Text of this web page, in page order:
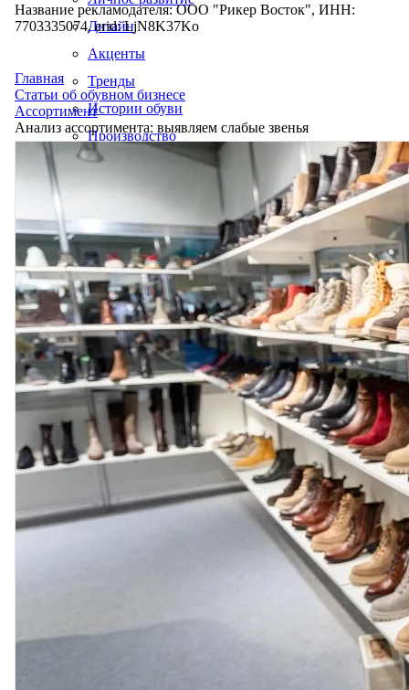
Дизайн
Акценты
Тренды
Истории обуви
Производство
Название рекламодателя: ООО "Рикер Восток", ИНН:
7703335074, erid: LjN8K37Ko
Главная
Статьи об обувном бизнесе
Ассортимент
Анализ ассортимента: выявляем слабые звенья